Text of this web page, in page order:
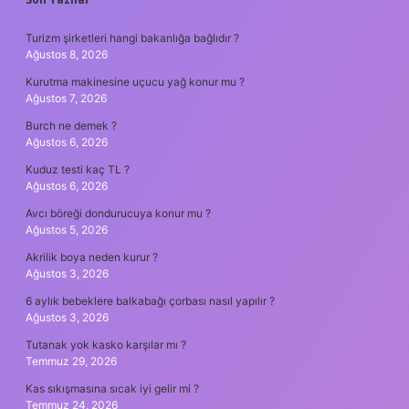
SIDEBAR
Turizm şirketleri hangi bakanlığa bağlıdır ?
Ağustos 8, 2026
Kurutma makinesine uçucu yağ konur mu ?
Ağustos 7, 2026
Burch ne demek ?
Ağustos 6, 2026
Kuduz testi kaç TL ?
Ağustos 6, 2026
Avcı böreği dondurucuya konur mu ?
Ağustos 5, 2026
Akrilik boya neden kurur ?
Ağustos 3, 2026
6 aylık bebeklere balkabağı çorbası nasıl yapılır ?
Ağustos 3, 2026
Tutanak yok kasko karşılar mı ?
Temmuz 29, 2026
Kas sıkışmasına sıcak iyi gelir mi ?
Temmuz 24, 2026